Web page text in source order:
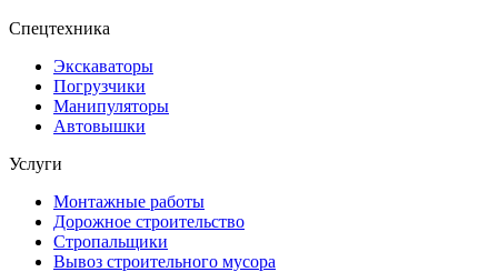
Спецтехника
Экскаваторы
Погрузчики
Манипуляторы
Автовышки
Услуги
Монтажные работы
Дорожное строительство
Стропальщики
Вывоз строительного мусора